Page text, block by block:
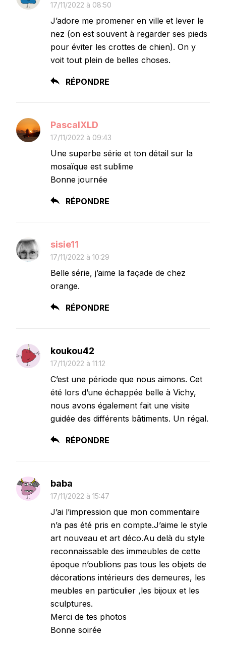
17/11/2022 à 08:50
J’adore me promener en ville et lever le
nez (on est souvent à regarder ses pieds
pour éviter les crottes de chien). On y
voit tout plein de belles choses.
RÉPONDRE
PascalXLD
17/11/2022 à 09:43
Une superbe série et ton détail sur la
mosaïque est sublime
Bonne journée
RÉPONDRE
sisie11
17/11/2022 à 10:29
Belle série, j’aime la façade de chez
orange.
RÉPONDRE
koukou42
17/11/2022 à 11:12
C’est une période que nous aimons. Cet
été lors d’une échappée belle à Vichy,
nous avons également fait une visite
guidée des différents bâtiments. Un régal.
RÉPONDRE
baba
17/11/2022 à 15:47
J’ai l’impression que mon commentaire
n’a pas été pris en compte.J’aime le style
art nouveau et art déco.Au delà du style
reconnaissable des immeubles de cette
époque n’oublions pas tous les objets de
décorations intérieurs des demeures, les
meubles en particulier ,les bijoux et les
sculptures.
Merci de tes photos
Bonne soirée